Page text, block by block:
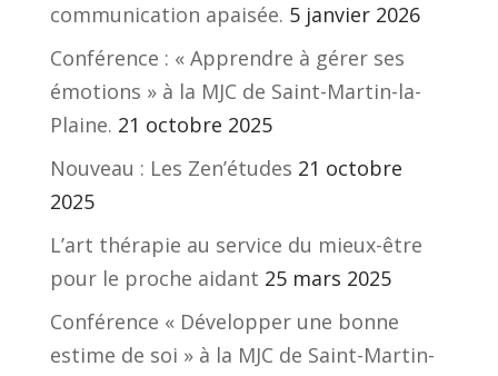
communication apaisée. 5 janvier 2026
Conférence : « Apprendre à gérer ses
émotions » à la MJC de Saint-Martin-la-
Plaine. 21 octobre 2025
Nouveau : Les Zen’études 21 octobre
2025
L’art thérapie au service du mieux-être
pour le proche aidant 25 mars 2025
Conférence « Développer une bonne
estime de soi » à la MJC de Saint-Martin-